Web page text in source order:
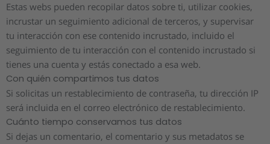
Estas webs pueden recopilar datos sobre ti, utilizar cookies,
incrustar un seguimiento adicional de terceros, y supervisar
tu interacción con ese contenido incrustado, incluido el
seguimiento de tu interacción con el contenido incrustado si
tienes una cuenta y estás conectado a esa web.
Con quién compartimos tus datos
Si solicitas un restablecimiento de contraseña, tu dirección IP
será incluida en el correo electrónico de restablecimiento.
Cuánto tiempo conservamos tus datos
Si dejas un comentario, el comentario y sus metadatos se